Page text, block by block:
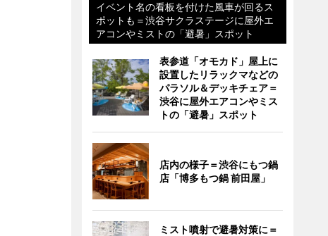
イベント名の看板を付けた風車が回るス
ポットも＝渋谷サクラステージに屋外エ
アコンやミストの「避暑」スポット
表参道「オモカド」屋上に
設置したリラックマなどの
パラソル＆デッキチェア＝
渋谷に屋外エアコンやミス
トの「避暑」スポット
店内の様子＝渋谷にもつ鍋
店「博多もつ鍋 前田屋」
ミスト噴射で避暑対策に＝